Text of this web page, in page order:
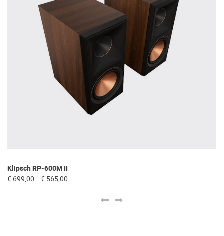
Klipsch RP-600M II
€ 699,00 € 565,00